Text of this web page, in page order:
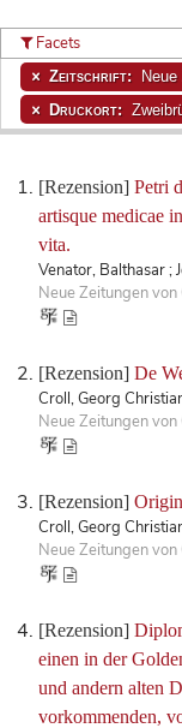
[Rezension] Petri
artisque medicae
vita.
Venator, Balthasar ;
Neue Zeitungen
[Rezension] De
Croll, Georg
Neue Zeitungen
[Rezension]
Croll, Georg
Neue Zeitungen
[Rezension]
einen in der
und andern alten
vorkommenden,
Facets
Zeitschrift:
Druckort: